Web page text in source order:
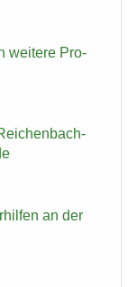
wei­te­re Pro­
an der